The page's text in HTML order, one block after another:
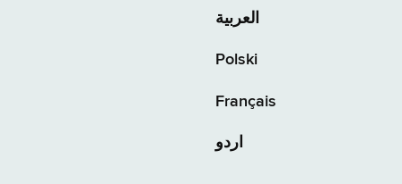
العربية
Polski
Français
اردو